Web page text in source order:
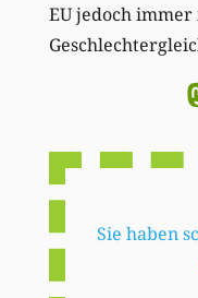
EU jedoch
Sie haben